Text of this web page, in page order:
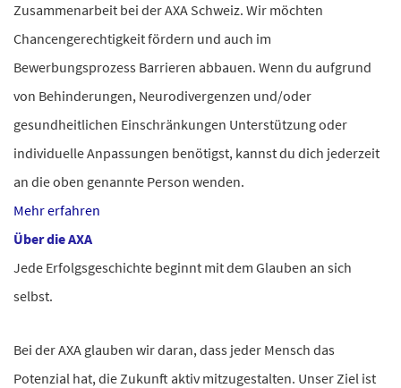
Zusammenarbeit bei der AXA Schweiz. Wir möchten
Chancengerechtigkeit fördern und auch im
Bewerbungsprozess Barrieren abbauen. Wenn du aufgrund
von Behinderungen, Neurodivergenzen und/oder
gesundheitlichen Einschränkungen Unterstützung oder
individuelle Anpassungen benötigst, kannst du dich jederzeit
an die oben genannte Person wenden.
Mehr erfahren
Über die AXA
Jede Erfolgsgeschichte beginnt mit dem Glauben an sich
selbst.
Bei der AXA glauben wir daran, dass jeder Mensch das
Potenzial hat, die Zukunft aktiv mitzugestalten. Unser Ziel ist